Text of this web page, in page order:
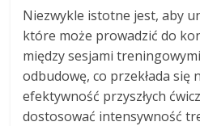
Niezwykle istotne jest, aby
które może prowadzić do
między sesjami
odbudowę, co przekłada się
efektywność przyszłych
dostosować intensywność